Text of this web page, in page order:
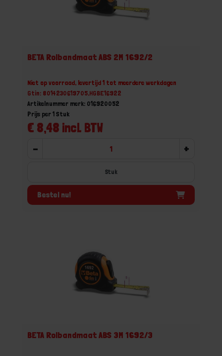
BETA Rolbandmaat ABS 2M 1692/2
Niet op voorraad, levertijd 1 tot meerdere werkdagen
Gtin: 8014230619705,HGBE16922
Artikelnummer merk: 016920052
€ 8,48 incl. BTW
Prijs per 1 Stuk
- +
Stuk
Bestel nu!
BETA Rolbandmaat ABS 3M 1692/3